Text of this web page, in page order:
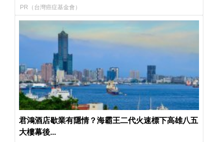
PR（台灣癌症基金會）
君鴻酒店歇業有隱情？海霸王二代火速標下高雄八五
大樓幕後...